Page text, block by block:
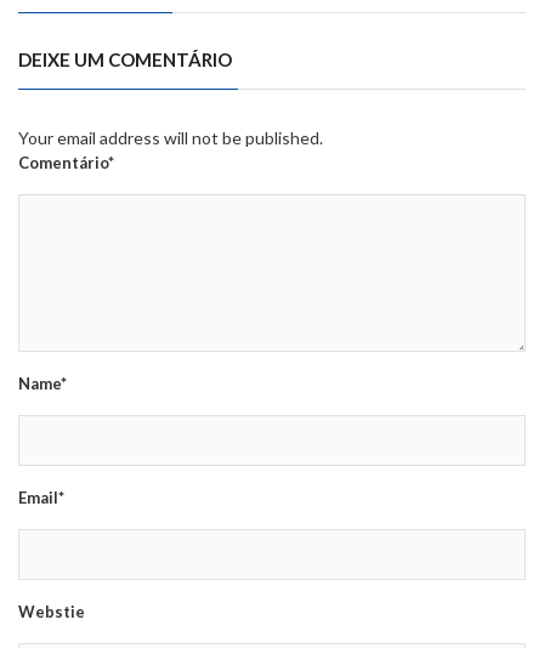
DEIXE UM COMENTÁRIO
Your email address will not be published.
Comentário*
Name*
Email*
Webstie